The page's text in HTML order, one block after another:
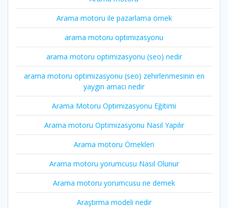
Arama motoru ile pazarlama örnek
arama motoru optimizasyonu
arama motoru optimizasyonu (seo) nedir
arama motoru optimizasyonu (seo) zehirlenmesinin en
yaygın amacı nedir
Arama Motoru Optimizasyonu Eğitimi
Arama motoru Optimizasyonu Nasıl Yapılır
Arama motoru Örnekleri
Arama motoru yorumcusu Nasıl Olunur
Arama motoru yorumcusu ne demek
Araştırma modeli nedir